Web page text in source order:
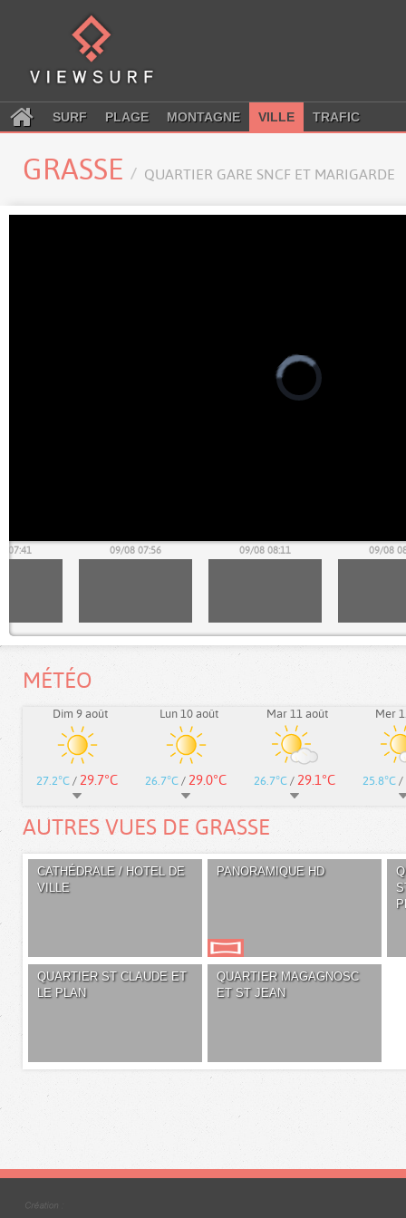
SURF PLAGE MONTAGNE VILLE TRAFIC
GRASSE QUARTIER GARE SNCF ET MARIGARDE
07:41 09/08 07:56 09/08 08:11 09/08
MÉTÉO
Dim 9 août
27.2°C / 29.7°C
Lun 10 août
26.7°C / 29.0°C
Mar 11 août
26.7°C / 29.1°C
Mer
25.8°C /
AUTRES VUES DE GRASSE
CATHÉDRALE / HOTEL DE
VILLE
PANORAMIQUE HD
QUARTIER ST CLAUDE ET
LE PLAN
QUARTIER MAGAGNOSC
ET ST JEAN